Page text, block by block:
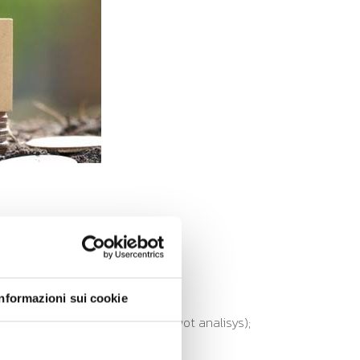
sui cookie
economici.
verso la sostenibilità (swot analisys);